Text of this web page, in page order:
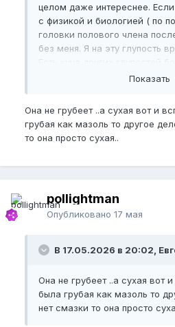
целом даже интереснее.
с физикой и биологией ( по
головки полового члена
без меня. Я на эту глупость
Показать
Она не грубеет ..а сухая вот и
грубая как мазоль то другое
то она просто сухая..
pollightman
Опубликовано 17 мая
В 17.05.2026 в 20:02,
Она не грубеет ..а сухая вот
была грубая как мазоль то
нет смазки то она просто